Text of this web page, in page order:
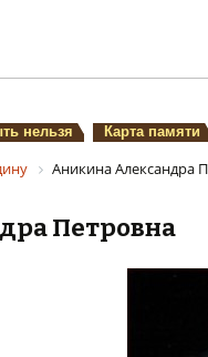
нельзя Карта памяти
Аникина Александра
Петровна